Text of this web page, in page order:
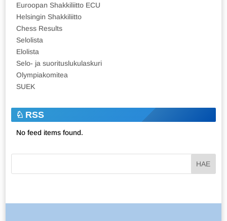
Euroopan Shakkiliitto ECU
Helsingin Shakkiliitto
Chess Results
Selolista
Elolista
Selo- ja suorituslukulaskuri
Olympiakomitea
SUEK
RSS
No feed items found.